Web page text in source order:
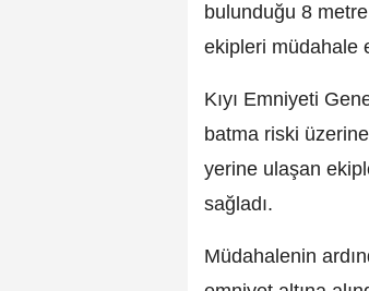
bulunduğu 8
ekipleri müdahale
Kıyı Emniyeti
batma riski
yerine ulaşan
sağladı.
Müdahalenin